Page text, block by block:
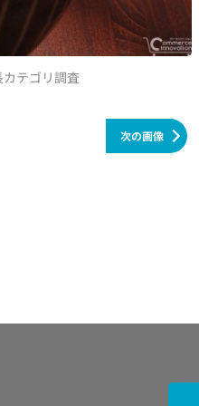
テゴリ調査
次の画像